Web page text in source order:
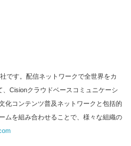
です。配信ネットワークで全世界をカ
Cisionクラウドベースコミュニケーシ
化コンテンツ普及ネットワークと包括的
ムを組み合わせることで、様々な組織の